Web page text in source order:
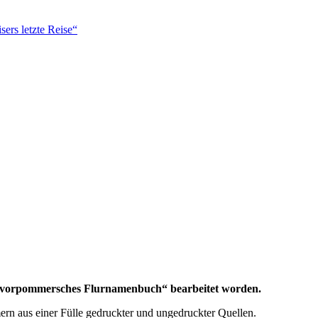
letzte Reise“
Flurnamenbuch“ bearbeitet worden.
aus einer Fülle gedruckter und ungedruckter Quellen.